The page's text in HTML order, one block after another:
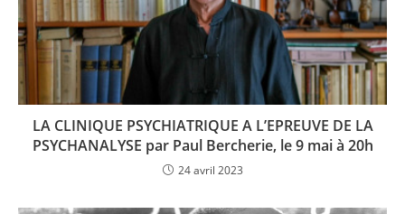
LA CLINIQUE PSYCHIATRIQUE A L’EPREUVE DE LA
PSYCHANALYSE par Paul Bercherie, le 9 mai à 20h
24 avril 2023